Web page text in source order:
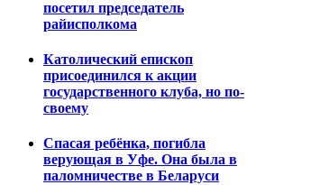
посетил председатель
райисполкома
Католический епископ
присоединился к акции
государственного клуба, но по-
своему
Спасая ребёнка, погибла
верующая в Уфе. Она была в
паломничестве в Беларуси